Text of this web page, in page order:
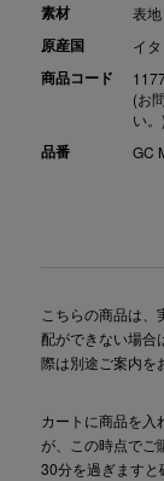
素材 表
原産国 イ
商品コード
(お
い。)
品番 GC
こちらの商品は
配ができない場合
際は別途ご案内を
カートに商品を入
が、この時点でご
30分を過ぎます